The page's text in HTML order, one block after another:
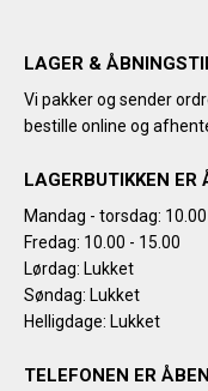
LAGER &
Vi pakker og sender
bestille online og
LAGERBUTIKKEN ER
Mandag - torsdag:
Fredag: 10.00 - 15.00
Lørdag: Lukket
Søndag: Lukket
Helligdage: Lukket
TELEFONEN ER